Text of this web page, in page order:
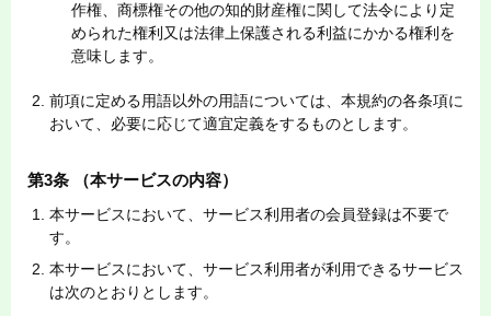
作権、商標権その他の知的財産権に関して法令により定
められた権利又は法律上保護される利益にかかる権利を
意味します。
前項に定める用語以外の用語については、本規約の各条項に
おいて、必要に応じて適宜定義をするものとします。
第3条 （本サービスの内容）
本サービスにおいて、サービス利用者の会員登録は不要で
す。
本サービスにおいて、サービス利用者が利用できるサービス
は次のとおりとします。